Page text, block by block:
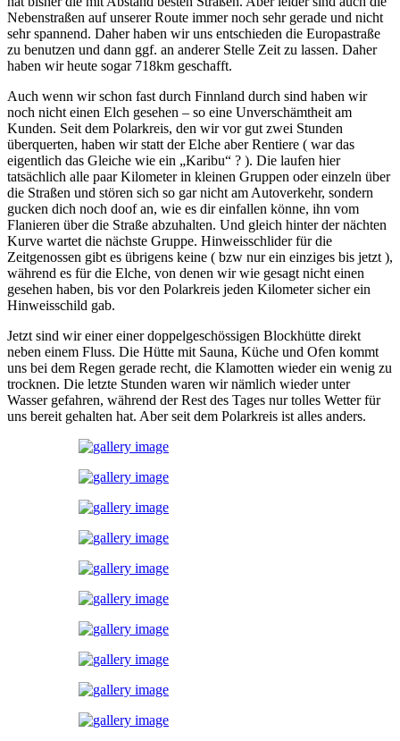
Nebenstraßen auf unserer Route immer noch sehr gerade und nicht
sehr spannend. Daher haben wir uns entschieden die Europastraße
zu benutzen und dann ggf. an anderer Stelle Zeit zu lassen. Daher
haben wir heute sogar 718km geschafft.
Auch wenn wir schon fast durch Finnland durch sind haben wir
noch nicht einen Elch gesehen – so eine Unverschämtheit am
Kunden. Seit dem Polarkreis, den wir vor gut zwei Stunden
überquerten, haben wir statt der Elche aber Rentiere ( war das
eigentlich das Gleiche wie ein „Karibu“ ? ). Die laufen hier
tatsächlich alle paar Kilometer in kleinen Gruppen oder einzeln über
die Straßen und stören sich so gar nicht am Autoverkehr, sondern
gucken dich noch doof an, wie es dir einfallen könne, ihn vom
Flanieren über die Straße abzuhalten. Und gleich hinter der nächten
Kurve wartet die nächste Gruppe. Hinweisschlider für die
Zeitgenossen gibt es übrigens keine ( bzw nur ein einziges bis jetzt ),
während es für die Elche, von denen wir wie gesagt nicht einen
gesehen haben, bis vor den Polarkreis jeden Kilometer sicher ein
Hinweisschild gab.
Jetzt sind wir einer einer doppelgeschössigen Blockhütte direkt
neben einem Fluss. Die Hütte mit Sauna, Küche und Ofen kommt
uns bei dem Regen gerade recht, die Klamotten wieder ein wenig zu
trocknen. Die letzte Stunden waren wir nämlich wieder unter
Wasser gefahren, während der Rest des Tages nur tolles Wetter für
uns bereit gehalten hat. Aber seit dem Polarkreis ist alles anders.